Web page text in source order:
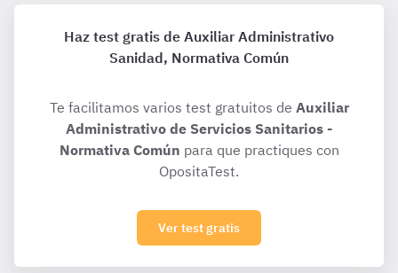
Haz test gratis de Auxiliar Administrativo
Sanidad, Normativa Común
Te facilitamos varios test gratuitos de Auxiliar
Administrativo de Servicios Sanitarios -
Normativa Común para que practiques con
OpositaTest.
Ver test gratis